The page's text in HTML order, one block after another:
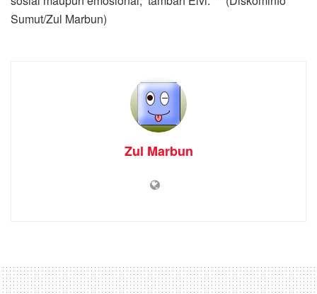
Sumut/Zul Marbun)
Zul Marbun